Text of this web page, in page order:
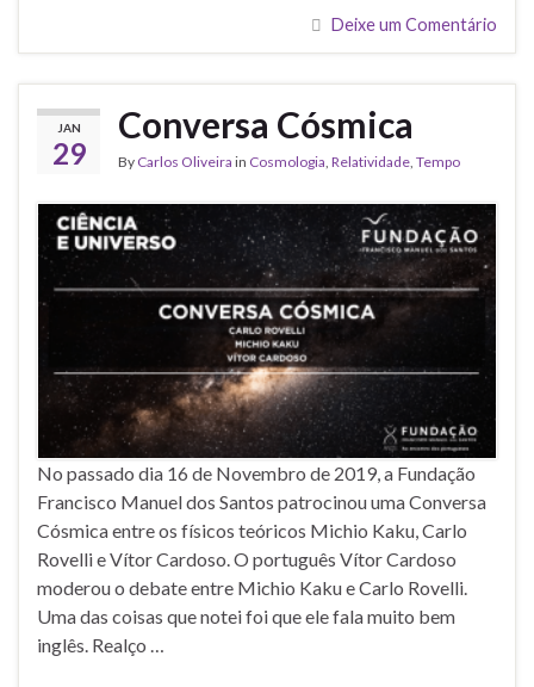
Deixe um Comentário
JAN
29
Conversa Cósmica
By Carlos Oliveira in Cosmologia Relatividade Tempo
No passado dia 16 de Novembro de 2019, a Fundação
Francisco Manuel dos Santos patrocinou uma Conversa
Cósmica entre os físicos teóricos Michio Kaku, Carlo
Rovelli e Vítor Cardoso. O português Vítor Cardoso
moderou o debate entre Michio Kaku e Carlo Rovelli.
Uma das coisas que notei foi que ele fala muito bem
inglês. Realço …